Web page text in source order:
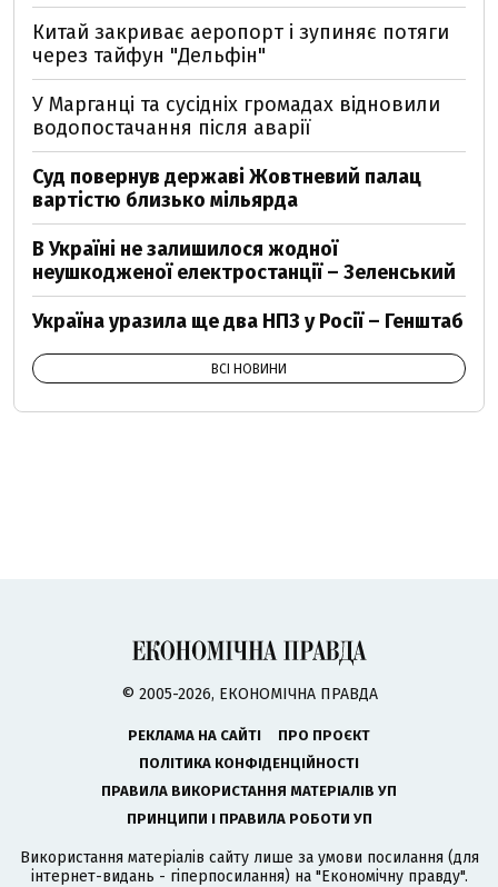
Китай закриває аеропорт і зупиняє потяги
через тайфун "Дельфін"
У Марганці та сусідніх громадах відновили
водопостачання після аварії
Суд повернув державі Жовтневий палац
вартістю близько мільярда
В Україні не залишилося жодної
неушкодженої електростанції – Зеленський
Україна уразила ще два НПЗ у Росії – Генштаб
ВСІ НОВИНИ
© 2005-2026, ЕКОНОМІЧНА ПРАВДА
РЕКЛАМА НА САЙТІ
ПРО ПРОЄКТ
ПОЛІТИКА КОНФІДЕНЦІЙНОСТІ
ПРАВИЛА ВИКОРИСТАННЯ МАТЕРІАЛІВ УП
ПРИНЦИПИ І ПРАВИЛА РОБОТИ УП
Використання матеріалів сайту лише за умови посилання (для
інтернет-видань - гіперпосилання) на "Економічну правду".